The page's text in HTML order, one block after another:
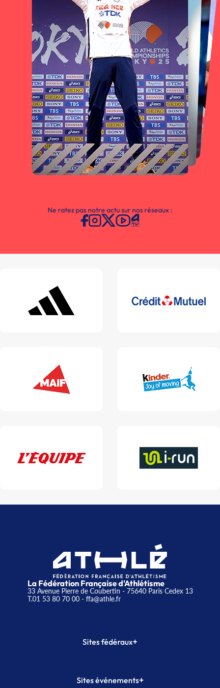
Ne ratez pas notre actu sur nos réseaux :
La Fédération Française d'Athlétisme
33 Avenue Pierre de Coubertin - 75640 Paris Cedex 13
T.01 53 80 70 00- ffa@athle.fr
Sites fédéraux+
Plateforme Formation
Sites événements+